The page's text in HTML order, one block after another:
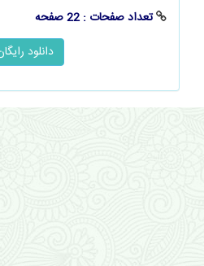
تعداد صفحات : 22 صفحه